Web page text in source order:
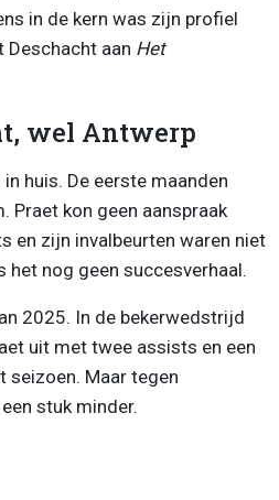
in de kern was zijn profiel
Deschacht aan Het
wel Antwerp
huis. De eerste maanden
Praet kon geen aanspraak
en zijn invalbeurten waren niet
het nog geen succesverhaal.
2025. In de bekerwedstrijd
uit met twee assists en een
seizoen. Maar tegen
stuk minder.